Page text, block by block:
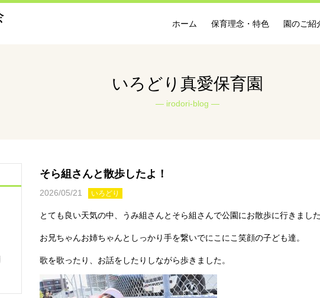
ホーム 保育理念・特色 園のご紹
いろどり真愛保育園
irodori-blog
そら組さんと散歩したよ！
2026/05/21 いろどり
とても良い天気の中、うみ組さんとそら組さんで公園にお散歩に行きました
お兄ちゃんお姉ちゃんとしっかり手を繋いでにこにこ笑顔の子ども達。
歌を歌ったり、お話をしたりしながら歩きました。